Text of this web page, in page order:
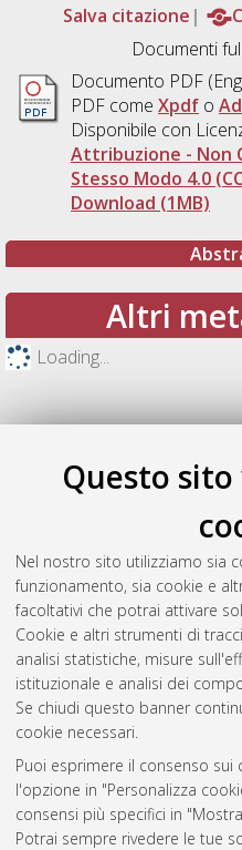
Questo
Nel nostro sito utilizziamo sia
funzionamento, sia cookie e
facoltativi che potrai attivare
Cookie e altri strumenti di
analisi statistiche, misure
istituzionale e analisi dei
Se chiudi questo banner
cookie necessari.
Puoi esprimere il consenso
l'opzione in "Personalizza
consensi più specifici in
Potrai sempre rivedere le tue
Salva citazione
Documenti
Documento PDF
PDF come Xpdfo
Disponibile con
Attribuzione - Non
Stesso Modo 4.0
Download (1MB)
Altri
Loading...
Gestione
Atom
Rss 1.0
Rss 2.0